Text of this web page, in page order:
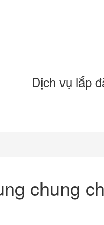
Dịch vụ lắp
chung